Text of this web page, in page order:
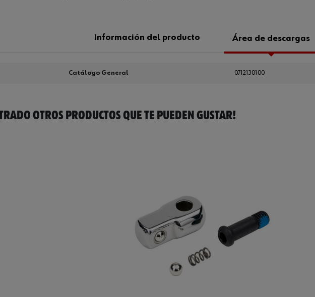
Información del producto Área de descargas
Catálogo General 0712130100
OTROS PRODUCTOS QUE TE PUEDEN GUSTAR!